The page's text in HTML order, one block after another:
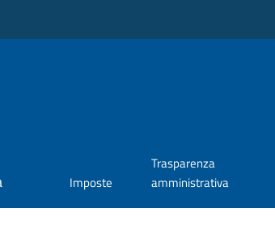
Imposte
Trasparenza
amministrativa